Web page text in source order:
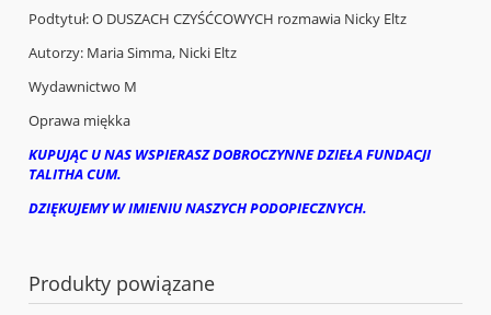
Podtytuł: O DUSZACH CZYŚĆCOWYCH rozmawia Nicky Eltz
Autorzy: Maria Simma, Nicki Eltz
Wydawnictwo M
Oprawa miękka
KUPUJĄC U NAS WSPIERASZ DOBROCZYNNE DZIEŁA FUNDACJI
TALITHA CUM.
DZIĘKUJEMY W IMIENIU NASZYCH PODOPIECZNYCH.
Produkty powiązane